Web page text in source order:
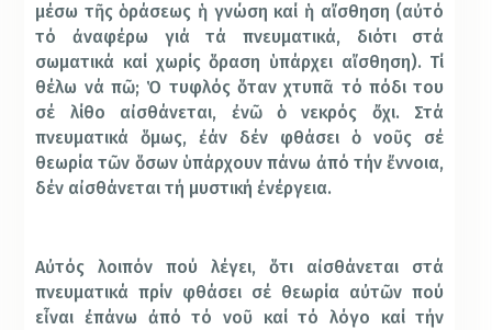
μέσω τῆς ὁράσεως ἡ γνώση καί ἡ αἴσθηση (αὐτό
τό ἀναφέρω γιά τά πνευματικά, διότι στά
σωματικά καί χωρίς ὅραση ὑπάρχει αἴσθηση). Τί
θέλω νά πῶ; Ὁ τυφλός ὅταν χτυπᾶ τό πόδι του
σέ λίθο αἰσθάνεται, ἐνῶ ὁ νεκρός ὄχι. Στά
πνευματικά ὅμως, ἐάν δέν φθάσει ὁ νοῦς σέ
θεωρία τῶν ὅσων ὑπάρχουν πάνω ἀπό τήν ἔννοια,
δέν αἰσθάνεται τή μυστική ἐνέργεια.
Αὐτός λοιπόν πού λέγει, ὅτι αἰσθάνεται στά
πνευματικά πρίν φθάσει σέ θεωρία αὐτῶν πού
εἶναι ἐπάνω ἀπό τό νοῦ καί τό λόγο καί τήν